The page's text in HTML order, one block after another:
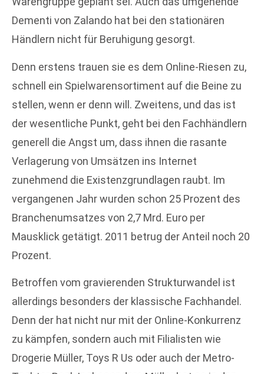
Dementi von Zalando hat bei den stationären
Händlern nicht für Beruhigung gesorgt.
Denn erstens trauen sie es dem Online-Riesen zu,
schnell ein Spielwarensortiment auf die Beine zu
stellen, wenn er denn will. Zweitens, und das ist
der wesentliche Punkt, geht bei den Fachhändlern
generell die Angst um, dass ihnen die rasante
Verlagerung von Umsätzen ins Internet
zunehmend die Existenzgrundlagen raubt. Im
vergangenen Jahr wurden schon 25 Prozent des
Branchenumsatzes von 2,7 Mrd. Euro per
Mausklick getätigt. 2011 betrug der Anteil noch 20
Prozent.
Betroffen vom gravierenden Strukturwandel ist
allerdings besonders der klassische Fachhandel.
Denn der hat nicht nur mit der Online-Konkurrenz
zu kämpfen, sondern auch mit Filialisten wie
Drogerie Müller, Toys R Us oder auch der Metro-